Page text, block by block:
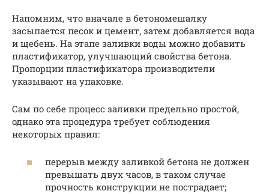
Напомним, что вначале в бетономешалку
засыпается песок и цемент, затем добавляется вода
и щебень. На этапе заливки воды можно добавить
пластификатор, улучшающий свойства бетона.
Пропорции пластификатора производители
указывают на упаковке.
Сам по себе процесс заливки предельно простой,
однако эта процедура требует соблюдения
некоторых правил:
перерыв между заливкой бетона не должен
превышать двух часов, в таком случае
прочность конструкции не пострадает;